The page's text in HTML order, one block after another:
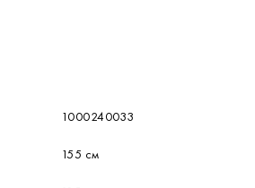
1000240033
155 см